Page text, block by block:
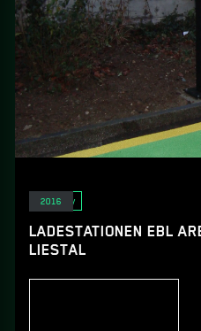
E-Mobility
LADESTATIONEN EBL
LIESTAL
2016